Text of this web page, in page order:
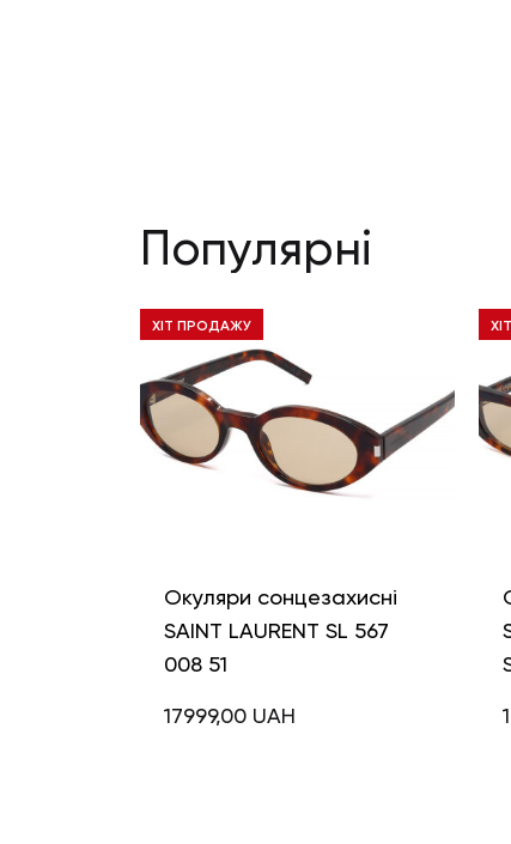
Популярні
ХІТ ПРОДАЖУ
Окуляри сонцезахисні
SAINT LAURENT SL 567
008 51
17999,00 UAH